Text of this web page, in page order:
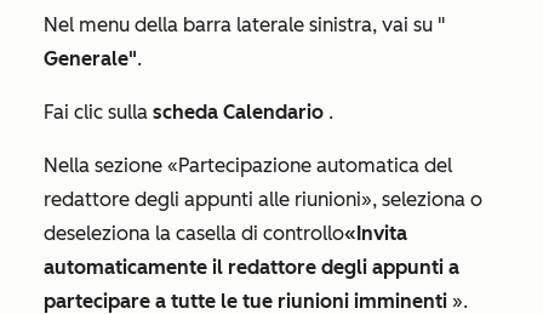
Nel menu della barra laterale sinistra, vai su "
Generale".
Fai clic sulla scheda Calendario .
Nella sezione «Partecipazione automatica del
redattore degli appunti alle riunioni», seleziona o
deseleziona la casella di controllo«Invita
automaticamente il redattore degli appunti a
partecipare a tutte le tue riunioni imminenti ».